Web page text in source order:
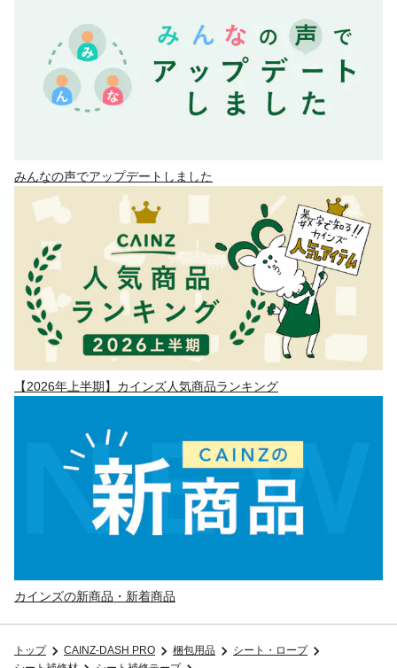
みんなの声でアップデートしました
【2026年上半期】カインズ人気商品ランキング
カインズの新商品・新着商品
トップ CAINZ-DASH PRO 梱包用品
シート・ロープ